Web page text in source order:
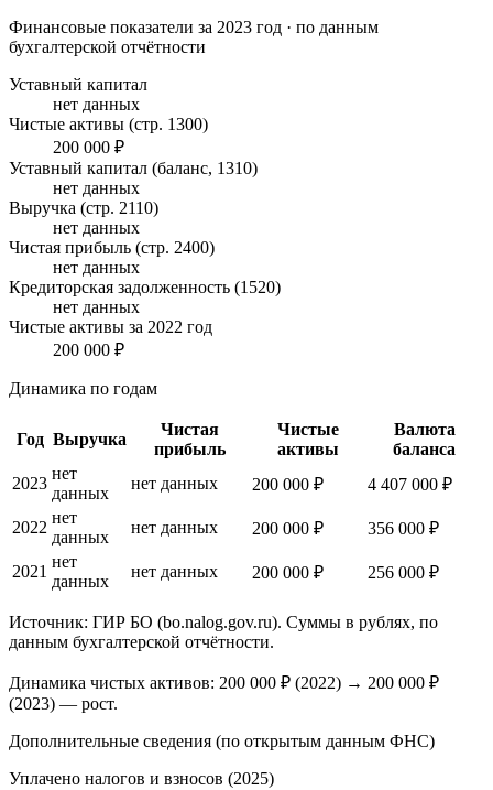
Финансовые показатели за 2023 год · по данным
бухгалтерской отчётности
Уставный капитал
нет данных
Чистые активы (стр. 1300)
200 000 ₽
Уставный капитал (баланс, 1310)
нет данных
Выручка (стр. 2110)
нет данных
Чистая прибыль (стр. 2400)
нет данных
Кредиторская задолженность (1520)
нет данных
Чистые активы за 2022 год
200 000 ₽
Динамика по годам
Год Выручка
Чистая
прибыль
Чистые
активы
Валюта
баланса
2023
нет
данных
нет данных 200 000 ₽ 4 407 000 ₽
2022
нет
данных
нет данных 200 000 ₽ 356 000 ₽
2021
нет
данных
нет данных 200 000 ₽ 256 000 ₽
Источник: ГИР БО (bo.nalog.gov.ru). Суммы в рублях, по
данным бухгалтерской отчётности.
Динамика чистых активов: 200 000 ₽ (2022) → 200 000 ₽
(2023) — рост.
Дополнительные сведения (по открытым данным ФНС)
Уплачено налогов и взносов (2025)